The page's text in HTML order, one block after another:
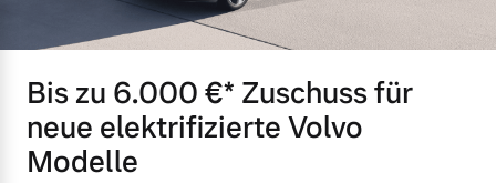
Bis zu 6.000 €⁠* Zuschuss für
neue elektrifizierte Volvo
Modelle